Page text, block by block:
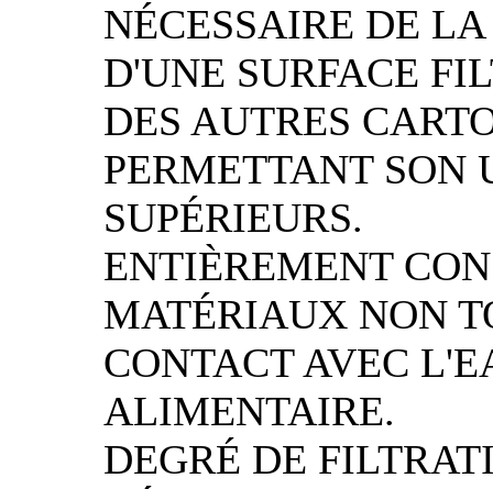
NÉCESSAIRE DE
D'UNE SURFACE
DES AUTRES
PERMETTANT SON
SUPÉRIEURS.
ENTIÈREMENT
MATÉRIAUX NON
CONTACT AVEC
ALIMENTAIRE.
DEGRÉ DE